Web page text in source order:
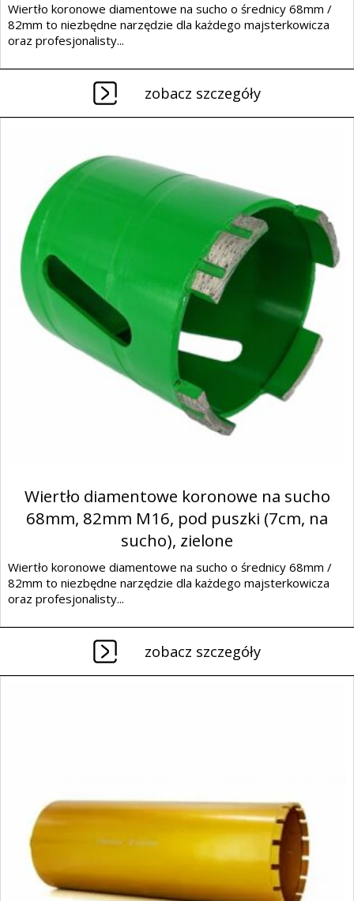
Wiertło koronowe diamentowe na sucho o średnicy 68mm /
82mm to niezbędne narzędzie dla każdego majsterkowicza
oraz profesjonalisty...
zobacz szczegóły
Wiertło diamentowe koronowe na sucho
68mm, 82mm M16, pod puszki (7cm, na
sucho), zielone
Wiertło koronowe diamentowe na sucho o średnicy 68mm /
82mm to niezbędne narzędzie dla każdego majsterkowicza
oraz profesjonalisty...
zobacz szczegóły